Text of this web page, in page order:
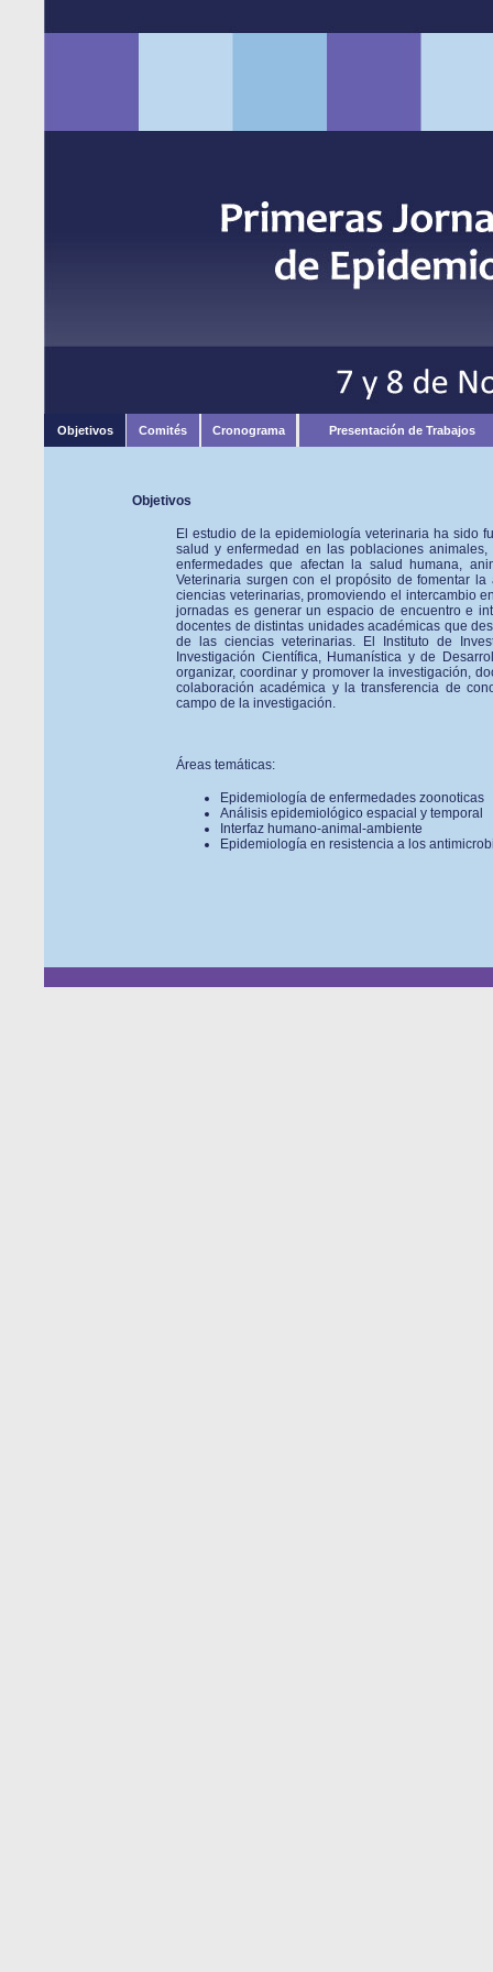
Objetivos Comités Cronograma Presentación de Trabajos
Objetivos
El estudio de la epidemiología veterinaria ha sido
salud y enfermedad en las poblaciones
enfermedades que afectan la salud humana,
Veterinaria surgen con el propósito de fomentar
ciencias veterinarias, promoviendo el intercambio
jornadas es generar un espacio de encuentro e
docentes de distintas unidades académicas que
de las ciencias veterinarias. El Instituto de
Investigación Científica, Humanística y de
organizar, coordinar y promover la investigación,
colaboración académica y la transferencia de
campo de la investigación.
Áreas temáticas:
Epidemiología de enfermedades zoonoticas
Análisis epidemiológico espacial y temporal
Interfaz humano-animal-ambiente
Epidemiología en resistencia a los